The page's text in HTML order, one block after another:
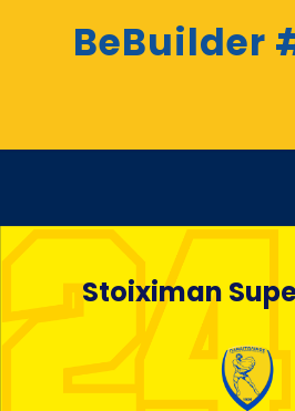
BeBuilder
Stoiximan